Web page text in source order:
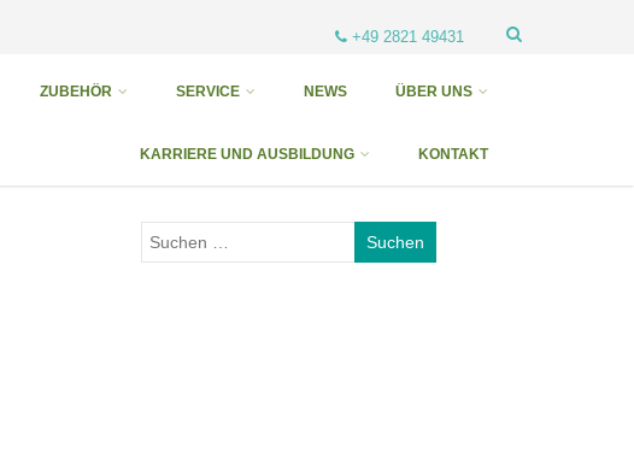
+49 2821 49431
ZUBEHÖR SERVICE NEWS ÜBER UNS
KARRIERE UND AUSBILDUNG KONTAKT